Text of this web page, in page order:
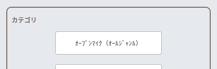
カテゴリ
ｵｰﾌﾟﾝﾏｲｸ（ｵｰﾙｼﾞｬﾝﾙ）